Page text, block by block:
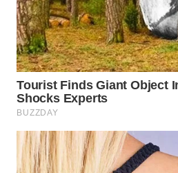
TAPANULI
TENGAH
WN DELI
SERDANG
WN
TINGGI